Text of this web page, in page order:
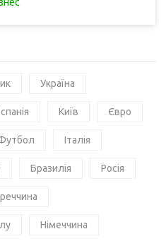
Україна
Київ Євро
Італія
Бразилія Росія
Німеччина